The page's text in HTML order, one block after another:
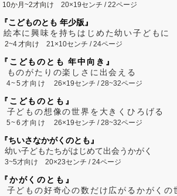
10か月~2才向け 20×19センチ / 22ページ
『こどものとも 年少版』
絵本に興味を持ちはじめた幼い子どもに
2~4才向け 21×10センチ / 24ページ
『こどものとも 年中向き』
ものがたりの楽しさに出会える
4~5才向け26×19センチ / 28~32ページ
『こどものとも』
子どもの想像の世界を大きくひろげる
5~6才向け26×19センチ / 28~32ページ
『ちいさなかがくのとも』
幼い子どもたちがはじめて出会うかがく
3~5才向け 20×23センチ / 24ページ
『かがくのとも』
子どもの好奇心の数だけ広がるかがくの